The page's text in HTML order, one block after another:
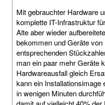
Mit gebrauchter Hardware
komplette IT-Infrastruktur
Alte aber wieder
bekommen und Geräte
entsprechenden
man ein paar mehr Geräte
Hardwareausfall gleich
kann ein Installationsimage
in wenigen Minuten